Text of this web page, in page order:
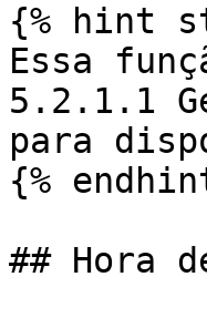
{% hint
Essa
5.2.1.1
para
{%
## Hora